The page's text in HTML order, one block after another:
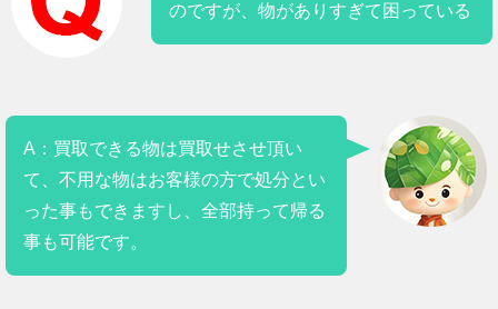
のですが、物がありすぎて困っている
A：買取できる物は買取せさせ頂い
て、不用な物はお客様の方で処分とい
った事もできますし、全部持って帰る
事も可能です。